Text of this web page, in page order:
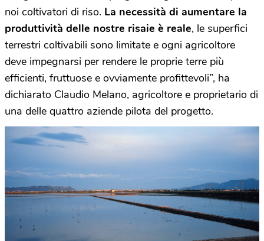
noi coltivatori di riso. La necessità di aumentare la
produttività delle nostre risaie è reale, le superfici
terrestri coltivabili sono limitate e ogni agricoltore
deve impegnarsi per rendere le proprie terre più
efficienti, fruttuose e ovviamente profittevoli”, ha
dichiarato Claudio Melano, agricoltore e proprietario di
una delle quattro aziende pilota del progetto.